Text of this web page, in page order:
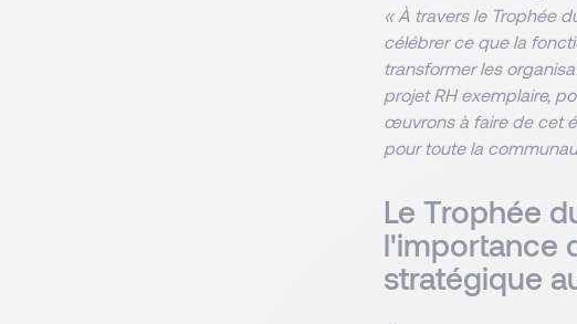
« À travers le Trophée
célébrer ce que la
transformer les
projet RH exemplaire,
œuvrons à faire de cet
pour toute la
Le Trophée
l'importance
stratégique